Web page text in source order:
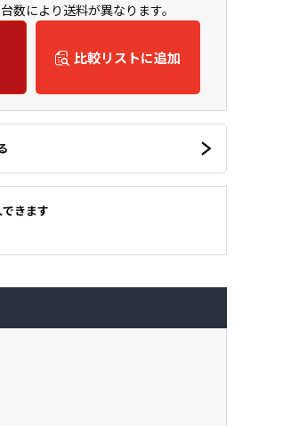
により送料が異なります。
比較リストに追加
きます